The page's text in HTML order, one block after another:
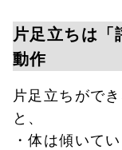
片足立ちは
動作
片足立ちがで
と、
・体は傾いて